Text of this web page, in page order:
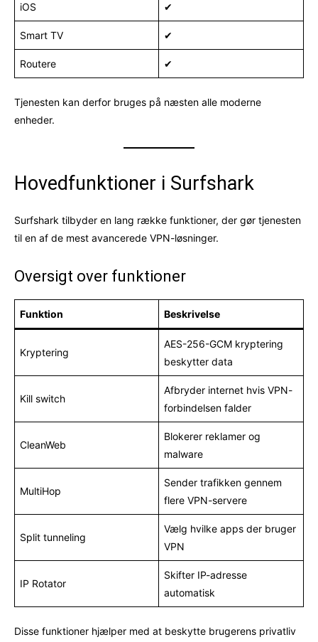
iOS ✔
Smart TV ✔
Routere ✔
Tjenesten kan derfor bruges på næsten alle moderne
enheder.
Hovedfunktioner i Surfshark
Surfshark tilbyder en lang række funktioner, der gør tjenesten
til en af de mest avancerede VPN-løsninger.
Oversigt over funktioner
Funktion Beskrivelse
Kryptering
AES-256-GCM kryptering
beskytter data
Kill switch
Afbryder internet hvis VPN-
forbindelsen falder
CleanWeb
Blokerer reklamer og
malware
MultiHop
Sender trafikken gennem
flere VPN-servere
Split tunneling
Vælg hvilke apps der bruger
VPN
IP Rotator
Skifter IP-adresse
automatisk
Disse funktioner hjælper med at beskytte brugerens privatliv